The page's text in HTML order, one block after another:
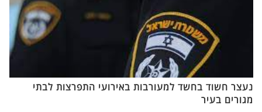
נעצר חשוד בחשד למעורבות באירועי התפרצות לבתי
מגורים בעיר